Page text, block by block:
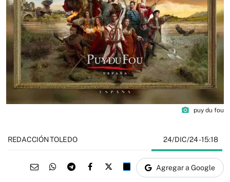
photo_camera puy du fou
REDACCIÓN TOLEDO 24/DIC/24- 15:18
Agregar a Google